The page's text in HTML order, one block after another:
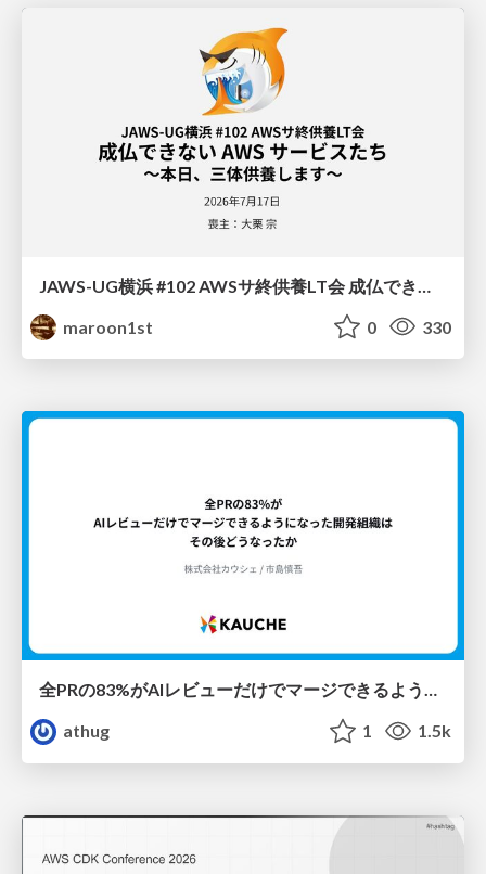
maroon1st
0 330
全PRの83%がAIレビューだけでマージできるようになった開発組織はその後どうなったか
athug
1 1.5k